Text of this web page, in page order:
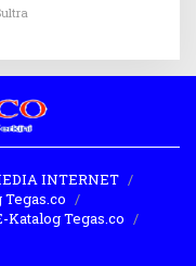
INTERNET
Tegas.co
Katalog Tegas.co